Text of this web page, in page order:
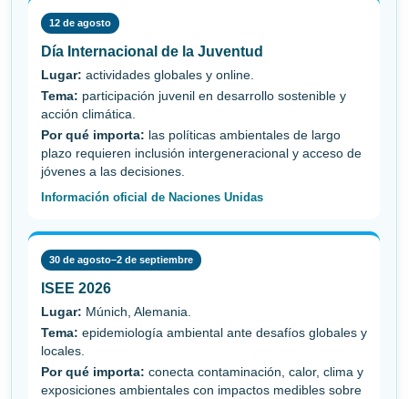
12 de agosto
Día Internacional de la Juventud
Lugar: actividades globales y online.
Tema: participación juvenil en desarrollo sostenible y
acción climática.
Por qué importa: las políticas ambientales de largo
plazo requieren inclusión intergeneracional y acceso de
jóvenes a las decisiones.
Información oficial de Naciones Unidas
30 de agosto–2 de septiembre
ISEE 2026
Lugar: Múnich, Alemania.
Tema: epidemiología ambiental ante desafíos globales y
locales.
Por qué importa: conecta contaminación, calor, clima y
exposiciones ambientales con impactos medibles sobre